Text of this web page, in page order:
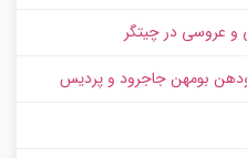
و عروسی در چیتگر
بومهن جاجرود و پردیس